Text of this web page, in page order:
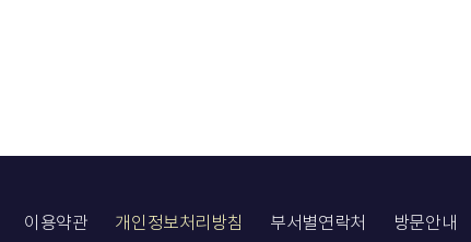
이용약관 개인정보처리방침 부서별연락처 방문안내